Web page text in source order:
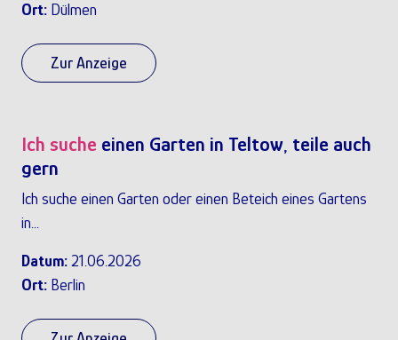
Ort: Dülmen
Zur Anzeige
Ich suche einen Garten in Teltow, teile auch
gern
Ich suche einen Garten oder einen Beteich eines Gartens
in...
Datum: 21.06.2026
Ort: Berlin